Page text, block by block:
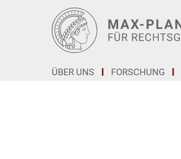
ÜBER UNS FORSCHUNG